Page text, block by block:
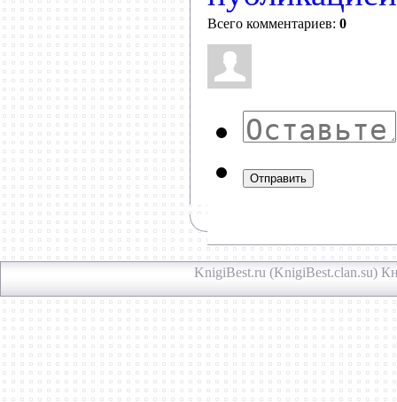
Всего комментариев: 0
Отправить
KnigiBest.ru (KnigiBest.clan.su)